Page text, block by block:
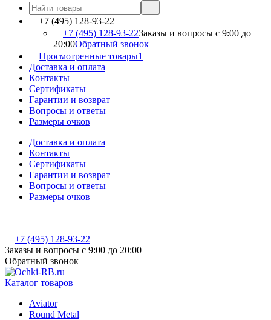
+7 (495) 128-93-22
+7 (495) 128-93-22Заказы и вопросы с 9:00 до
20:00Обратный звонок
Просмотренные товары1
Доставка и оплата
Контакты
Сертификаты
Гарантии и возврат
Вопросы и ответы
Размеры очков
Доставка и оплата
Контакты
Сертификаты
Гарантии и возврат
Вопросы и ответы
Размеры очков
+7 (495) 128-93-22
Заказы и вопросы с 9:00 до 20:00
Обратный звонок
Каталог товаров
Aviator
Round Metal